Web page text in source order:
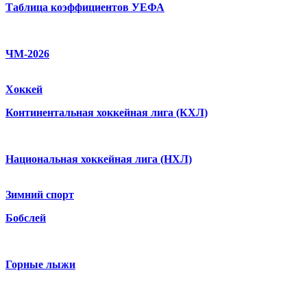
Таблица коэффициентов УЕФА
ЧМ-2026
Хоккей
Континентальная хоккейная лига (КХЛ)
Национальная хоккейная лига (НХЛ)
Зимний спорт
Бобслей
Горные лыжи